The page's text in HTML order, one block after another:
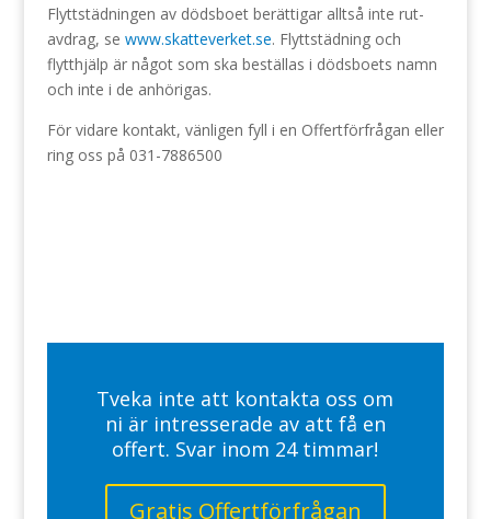
Flyttstädningen av dödsboet berättigar alltså inte rut-
avdrag, se www.skatteverket.se. Flyttstädning och
flytthjälp är något som ska beställas i dödsboets namn
och inte i de anhörigas.
För vidare kontakt, vänligen fyll i en Offertförfrågan eller
ring oss på 031-7886500
Tveka inte att kontakta oss om
ni är intresserade av att få en
offert. Svar inom 24 timmar!
Gratis Offertförfrågan